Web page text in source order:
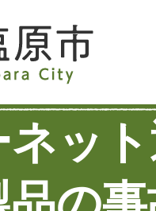
ッ